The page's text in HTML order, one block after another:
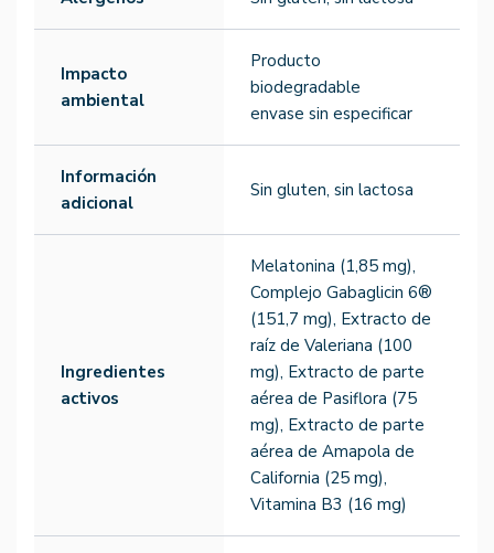
Impacto
ambiental
Producto
biodegradable
envase sin especificar
Información
adicional
Sin gluten, sin lactosa
Ingredientes
activos
Melatonina (1,85 mg),
Complejo Gabaglicin 6®
(151,7 mg), Extracto de
raíz de Valeriana (100
mg), Extracto de parte
aérea de Pasiflora (75
mg), Extracto de parte
aérea de Amapola de
California (25 mg),
Vitamina B3 (16 mg)